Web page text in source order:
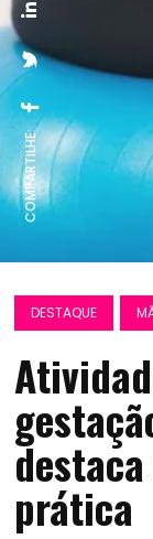
COMPARTILHE:
DESTAQUE
prática